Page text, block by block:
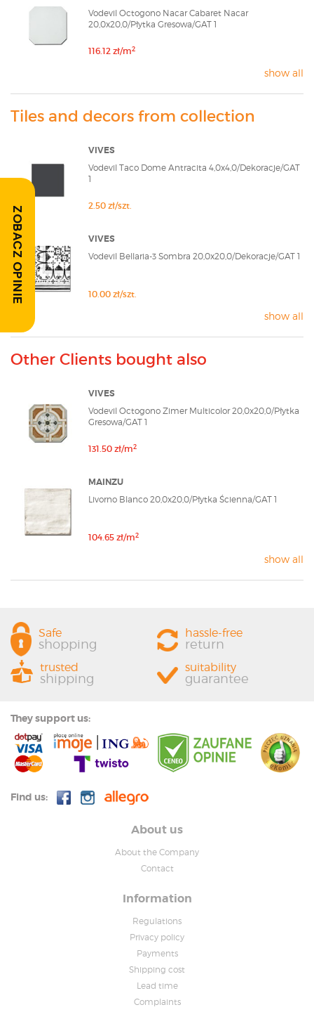
poprzez formularz szybkiej wyceny lub wyślij maila na
adres sklep@modnydom24.pl
Vodevil Octogono Nacar Cabaret Nacar
20,0x20,0/Płytka Gresowa/GAT 1
116.12 zł/m2
show all
Tiles and decors from collection
VIVES
Vodevil Taco Dome Antracita 4,0x4,0/Dekoracje/GAT
1
2.50 zł/szt.
VIVES
Vodevil Bellaria-3 Sombra 20,0x20,0/Dekoracje/GAT 1
10.00 zł/szt.
show all
Other Clients bought also
VIVES
Vodevil Octogono Zimer Multicolor 20,0x20,0/Płytka
Gresowa/GAT 1
131.50 zł/m2
MAINZU
Livorno Blanco 20,0x20,0/Płytka Ścienna/GAT 1
104.65 zł/m2
show all
ZOBACZ OPINIE
Safe
shopping
hassle-free
return
trusted
shipping
suitability
guarantee
They support us:
Find us:
About us
About the Company
Contact
Information
Regulations
Privacy policy
Payments
Shipping cost
Lead time
Complaints